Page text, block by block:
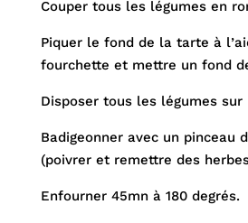
Couper tous les légumes en
Piquer le fond de la tarte à
fourchette et mettre un fond
Disposer tous les légumes sur
Badigeonner avec un pinceau
(poivrer et remettre des
Enfourner 45mn à 180 degrés.